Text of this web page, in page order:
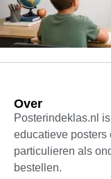
Over
Posterindeklas.nl
educatieve posters
particulieren als
bestellen.